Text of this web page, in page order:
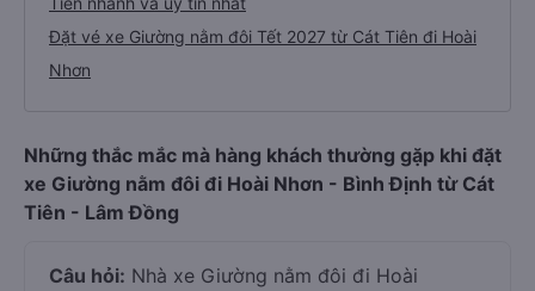
Đặt vé xe Giường nằm đôi Tết 2027 từ Cát Tiên đi Hoài
Nhơn
Những thắc mắc mà hàng khách thường gặp khi đặt
xe Giường nằm đôi đi Hoài Nhơn - Bình Định từ Cát
Tiên - Lâm Đồng
Câu hỏi: Nhà xe Giường nằm đôi đi Hoài